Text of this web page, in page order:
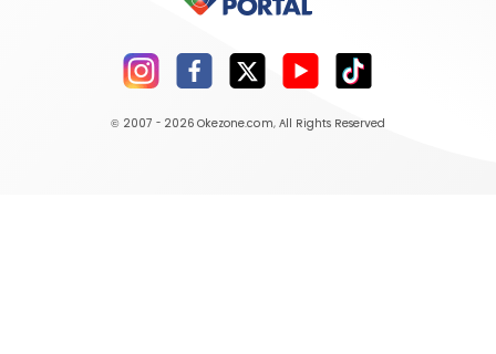
© 2007 - 2026 Okezone.com, All Rights Reserved